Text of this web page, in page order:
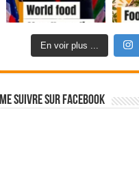
En voir plus ...
Me suivre sur Facebook